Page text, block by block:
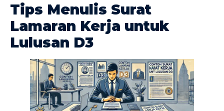
Tips Menulis Surat
Lamaran Kerja untuk
Lulusan D3